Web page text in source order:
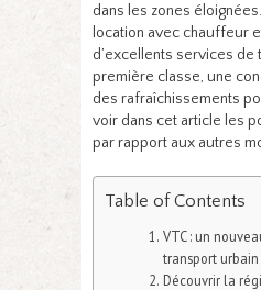
dans les zones
location avec chauffeur
d’excellents services de
première classe, une
des rafraîchissements
voir dans cet article les
par rapport aux autres
Table of Contents
VTC : un
transport urbain
Découvrir la